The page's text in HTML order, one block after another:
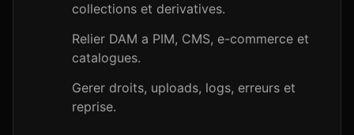
collections et derivatives.
Relier DAM a PIM, CMS, e-commerce et
catalogues.
Gerer droits, uploads, logs, erreurs et
reprise.